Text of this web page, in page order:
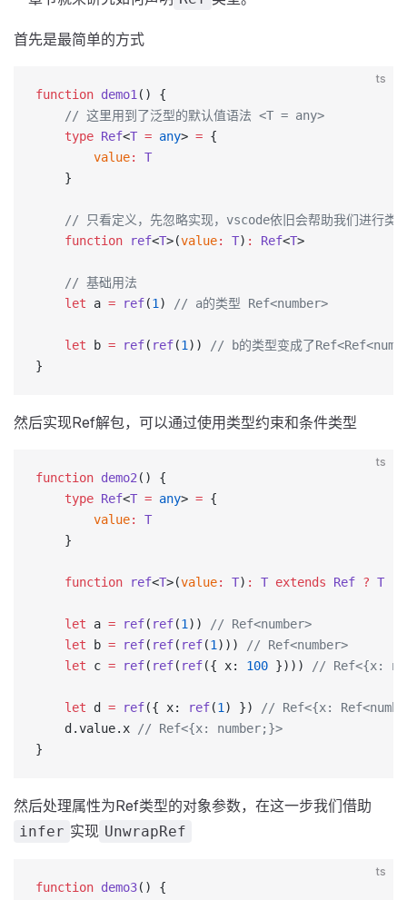
首先是最简单的方式
ts
function demo1 () {
    // 这里用到了泛型的默认值语法 <T = any>
    type
Ref<T = any> = {
        value
:
T
    }
// 只看定义，先忽略实现，vscode依旧会帮助我们进行类
    function
ref<T>(value: T) : Ref<T>
    // 基础用法
    let
a = ref(1 ) // a的类型 Ref<number>
    let
b = ref( ref(1 ))
// b的类型变成了
}
然后实现Ref解包，可以通过使用类型约束和条件类型
ts
function demo2 () {
    type
Ref<T = any> = {
        value
:
T
    }
    function
ref<T>(value: T) : T extends Ref ? T
    let
a = ref( ref(1 ))
// Ref<number>
    let
b = ref( ref( ref(1 )))
// Ref<number>
    let
c = ref( ref( ref({ x: 100 }))) // Ref<{x:
    let
d = ref({ x: ref(1 ) })
// Ref<{x:
    d.value.x
// Ref<{x: number;}>
}
然后处理属性为Ref类型的对象参数，在这一步我们借助
infer 实现 UnwrapRef
ts
function demo3() {